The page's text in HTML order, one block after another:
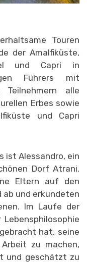
Touren
der Amalfiküste,
und Capri in
Führers mit
Teilnehmern alle
Erbes sowie
und Capri
ist Alessandro, ein
Dorf Atrani.
Eltern auf den
und erkundeten
Im Laufe der
hat, seine
zu machen,
und geschätzt zu